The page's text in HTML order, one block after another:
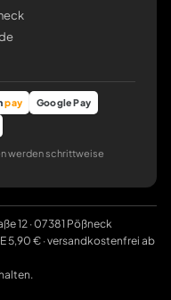
pay
Google Pay
werden schrittweise
12 · 07381 Pößneck
5,90 € · versandkostenfrei ab